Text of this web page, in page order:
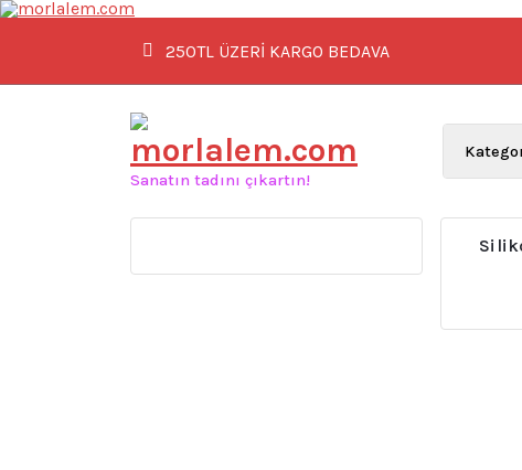
İçeriğe
geç
250TL ÜZERİ KARGO BEDAVA
Sanatın tadını çıkartın!